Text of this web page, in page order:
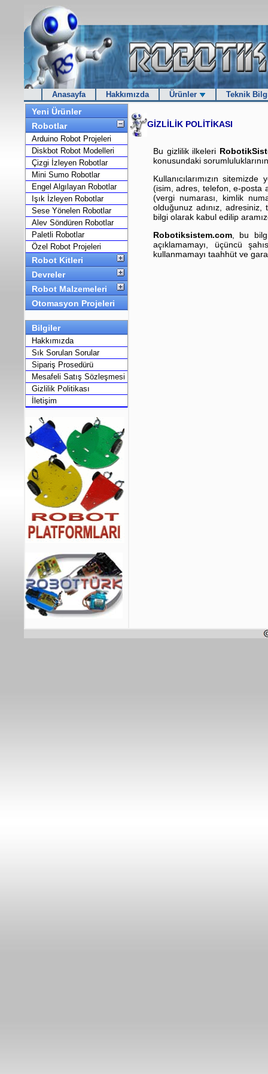
Anasayfa Hakkımızda Ürünler Teknik
Yeni Ürünler
Robotlar
Arduino Robot Projeleri
Diskbot Robot Modelleri
Çizgi İzleyen Robotlar
Mini Sumo Robotlar
Engel Algılayan Robotlar
Işık İzleyen Robotlar
Sese Yönelen Robotlar
Alev Söndüren Robotlar
Paletli Robotlar
Özel Robot Projeleri
Robot Kitleri
Devreler
Robot Malzemeleri
Otomasyon Projeleri
Bilgiler
Hakkımızda
Sık Sorulan Sorular
Sipariş Prosedürü
Mesafeli Satış Sözleşmesi
Gizlilik Politikası
İletişim
GİZLİLİK POLİTİKASI
Bu gizlilik ilkeleri
konusundaki
Kullanıcılarımızın
(isim, adres, telefon, e-posta
(vergi numarası, kimlik
olduğunuz adınız, adresiniz,
bilgi olarak kabul edilip
Robotiksistem.com , bu
açıklamamayı, üçüncü
kullanmamayı taahhüt ve